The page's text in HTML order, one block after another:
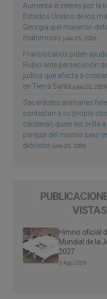
Aumenta el interés por la
Estados Unidos de los
Georgia que murieron
matrimonio julio 25, 2026
Franciscanos piden
Rubio ante persecución
judíos que afecta a
en Tierra Santa julio 25, 2026
Sacerdotes alemanes
contestan a su propio
cardenal) quien les orilla
parejas del mismo sexo
diócesis julio 25, 2026
VISTAS
Himno oficial
Mundial de la
2027
3 Ago 2026